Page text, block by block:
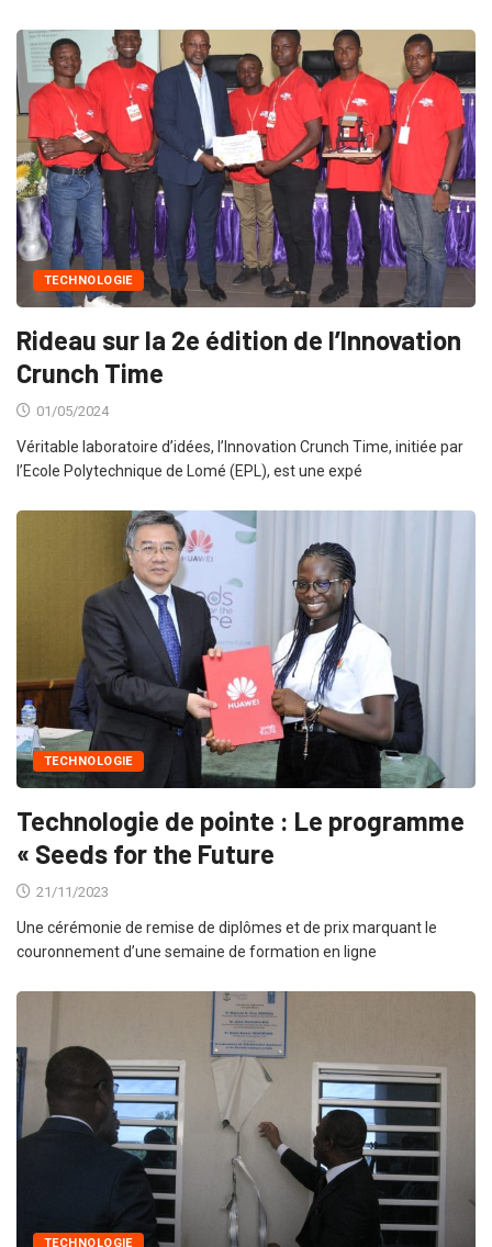
TECHNOLOGIE
Rideau sur la 2e édition de l’Innovation
Crunch Time
01/05/2024
Véritable laboratoire d’idées, l’Innovation Crunch Time, initiée par
l’Ecole Polytechnique de Lomé (EPL), est une expé
TECHNOLOGIE
Technologie de pointe : Le programme
« Seeds for the Future
21/11/2023
Une cérémonie de remise de diplômes et de prix marquant le
couronnement d’une semaine de formation en ligne
TECHNOLOGIE